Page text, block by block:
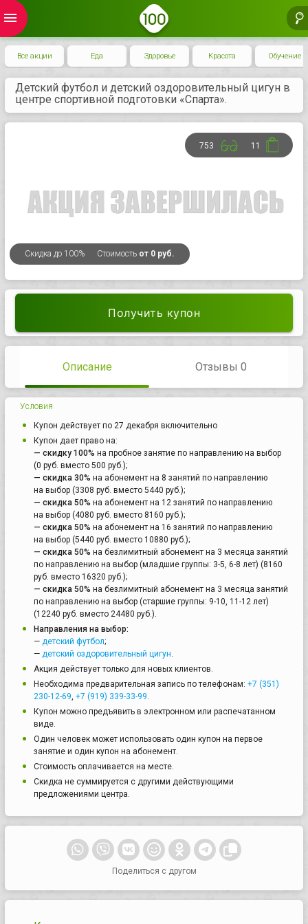
menu
Все акции Еда Здоровье Красота Обучение
Детский футбол и детский оздоровительный цигун в ​
центре спортивной подготовки «Спарта».
Скидка до 100% Стоимость от 0 руб.
753 11
Получить купон
Описание Отзывы 0
Условия
Купон действует по 27 декабря включительно
Купон дает право на:
— скидку 100% на пробное занятие по направлению на выбор
(0 руб. вместо 500 руб.);
— скидка 30% на абонемент на 8 занятий по направлению
на выбор (3308 руб. вместо 5440 руб.);
— скидка 50% на абонемент на 12 занятий по направлению
на выбор (4080 руб. вместо 8160 руб.);
— скидка 50% на абонемент на 16 занятий по направлению
на выбор (5440 руб. вместо 10880 руб.);
— скидка 50% на безлимитный абонемент на 3 месяца занятий
по направлению на выбор (младшие группы: 3-5, 6-8 лет) (8160
руб. вместо 16320 руб.);
— скидка 50% на безлимитный абонемент на 3 месяца занятий
по направлению на выбор (старшие группы: 9-10, 11-12 лет)
(12240 руб. вместо 24480 руб.).
Направления на выбор:
— детский футбол;
— детский оздоровительный цигун
Акция действует только для новых клиентов.
Необходима предварительная запись по телефонам: +7 (351)
230-12-69 +7 (919) 339-33-99
Купон можно предъявить в электронном или распечатанном
виде.
Один человек может использовать один купон на первое
занятие и один купон на абонемент.
Стоимость оплачивается на месте.
Скидка не суммируется с другими действующими
предложениями центра.
Поделиться с другом